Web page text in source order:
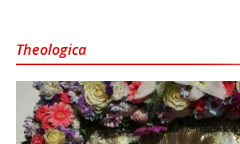
Theologica